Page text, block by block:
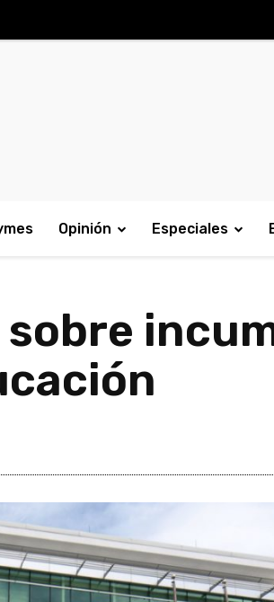
Opinión Especiales